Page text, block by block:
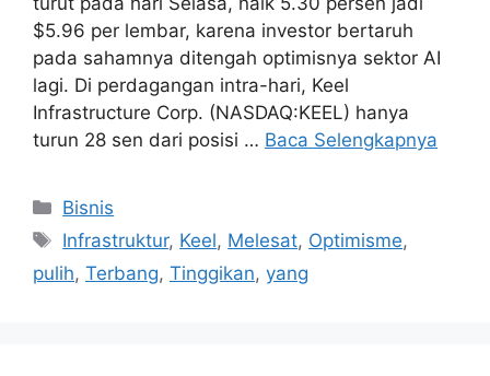
$5.96 per lembar, karena investor bertaruh
pada sahamnya ditengah optimisnya sektor AI
lagi. Di perdagangan intra-hari, Keel
Infrastructure Corp. (NASDAQ:KEEL) hanya
turun 28 sen dari posisi … Baca Selengkapnya
Kategori
Bisnis
Tag
Infrastruktur, Keel, Melesat, Optimisme,
pulih, Terbang, Tinggikan, yang